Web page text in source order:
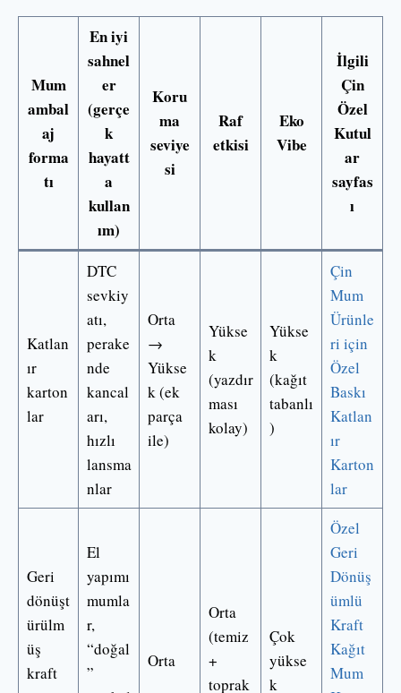
Mum
ambal
aj
forma
tı
En iyi
sahnel
er
(gerçe
k
hayatt
a
kullan
ım)
Koru
ma
seviye
si
Raf
etkisi
Eko
Vibe
İlgili
Çin
Özel
Kutul
ar
sayfas
ı
Katlan
ır
karton
lar
DTC
sevkiy
atı,
perake
nde
kancal
arı,
hızlı
lansma
nlar
Orta
→
Yükse
k (ek
parça
ile)
Yükse
k
(yazdır
ması
kolay)
Yükse
k
(kağıt
tabanlı
)
Çin
Mum
Ürünle
ri için
Özel
Baskı
Katlan
ır
Karton
lar
Geri
dönüşt
ürülm
üş
kraft
El
yapımı
mumla
r,
“doğal
”
Orta
Orta
(temiz
+
toprak
Çok
yükse
k
Özel
Geri
Dönüş
ümlü
Kraft
Kağıt
Mum